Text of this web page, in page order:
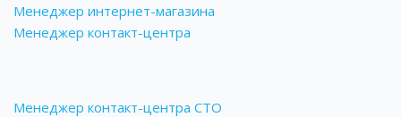
Менеджер интернет-магазина
Менеджер контакт-центра
Менеджер контакт-центра СТО